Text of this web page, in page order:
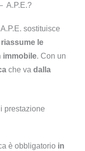
A.P.E.?
sostituisce
le
immobile. Con un
che va dalla
prestazione
è obbligatorio in